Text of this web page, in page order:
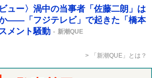
ュー〉渦中の当事者「佐藤二朗」は
――「フジテレビ」で起きた「橋本
メント騒動
新潮QUE
「新潮QUE」とは？